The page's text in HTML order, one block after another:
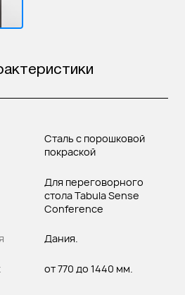
Сталь с порошковой
покраской
Для переговорного
стола Tabula Sense
Conference
Дания.
от 770 до 1440 мм.